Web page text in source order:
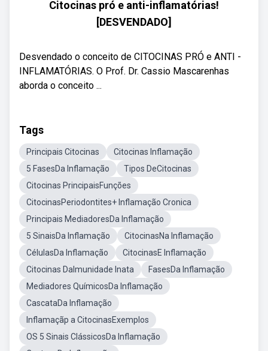
Citocinas pró e anti-inflamatórias!
[DESVENDADO]
Desvendado o conceito de CITOCINAS PRÓ e ANTI -
INFLAMATÓRIAS. O Prof. Dr. Cassio Mascarenhas
aborda o conceito ...
Tags
Principais Citocinas
Citocinas Inflamação
5 FasesDa Inflamação
Tipos DeCitocinas
Citocinas PrincipaisFunções
CitocinasPeriodontites+ Inflamação Cronica
Principais MediadoresDa Inflamação
5 SinaisDa Inflamação
CitocinasNa Inflamação
CélulasDa Inflamação
CitocinasE Inflamação
Citocinas DaImunidade Inata
FasesDa Inflamação
Mediadores QuímicosDa Inflamação
CascataDa Inflamação
Inflamaçãp a CitocinasExemplos
OS 5 Sinais ClássicosDa Inflamação